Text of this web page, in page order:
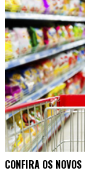
CONFIRA OS